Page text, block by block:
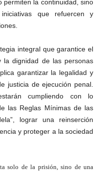
permiten la continuidad, sino
que refuercen y
integral que garantice el
dignidad de las personas
garantizar la legalidad y
justicia de ejecución penal.
cumpliendo con lo
las Reglas Mínimas de las
lograr una reinserción
y proteger a la sociedad
solo de la prisión, sino de una